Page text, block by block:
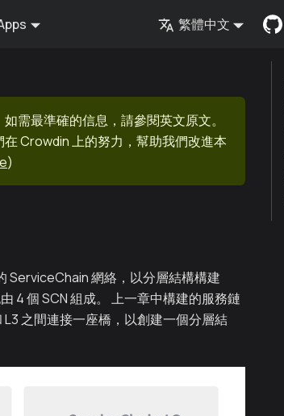
繁體中文
需最準確的信息，請參閱英文原文。
Crowdin 上的努力，幫助我們改進本
)
ServiceChain 網絡，以分層結構構建
4 個 SCN 組成。 上一章中構建的服務鏈
之間連接一座橋，以創建一個分層結